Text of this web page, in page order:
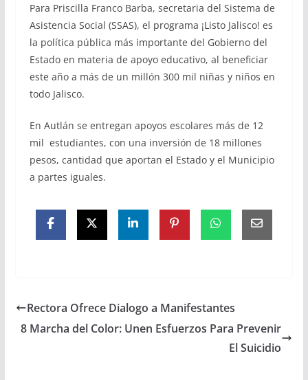
Para Priscilla Franco Barba, secretaria del Sistema de
Asistencia Social (SSAS), el programa ¡Listo Jalisco! es
la política pública más importante del Gobierno del
Estado en materia de apoyo educativo, al beneficiar
este año a más de un millón 300 mil niñas y niños en
todo Jalisco.
En Autlán se entregan apoyos escolares más de 12
mil estudiantes, con una inversión de 18 millones
pesos, cantidad que aportan el Estado y el Municipio
a partes iguales.
Rectora Ofrece Dialogo a Manifestantes
8 Marcha del Color: Unen Esfuerzos Para Prevenir
El Suicidio